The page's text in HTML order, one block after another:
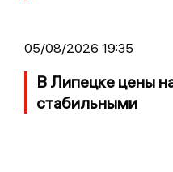
05/08/2026 19:35
В Липецке цены
стабильными